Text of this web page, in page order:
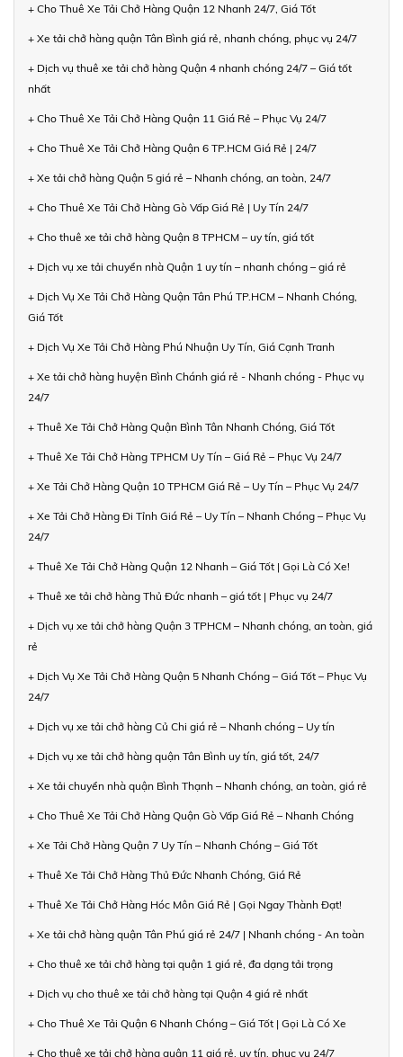
+ Cho Thuê Xe Tải Chở Hàng Quận 12 Nhanh 24/7, Giá Tốt
+ Xe tải chở hàng quận Tân Bình giá rẻ, nhanh chóng, phục vụ 24/7
+ Dịch vụ thuê xe tải chở hàng Quận 4 nhanh chóng 24/7 – Giá tốt
nhất
+ Cho Thuê Xe Tải Chở Hàng Quận 11 Giá Rẻ – Phục Vụ 24/7
+ Cho Thuê Xe Tải Chở Hàng Quận 6 TP.HCM Giá Rẻ | 24/7
+ Xe tải chở hàng Quận 5 giá rẻ – Nhanh chóng, an toàn, 24/7
+ Cho Thuê Xe Tải Chở Hàng Gò Vấp Giá Rẻ | Uy Tín 24/7
+ Cho thuê xe tải chở hàng Quận 8 TPHCM – uy tín, giá tốt
+ Dịch vụ xe tải chuyển nhà Quận 1 uy tín – nhanh chóng – giá rẻ
+ Dịch Vụ Xe Tải Chở Hàng Quận Tân Phú TP.HCM – Nhanh Chóng,
Giá Tốt
+ Dịch Vụ Xe Tải Chở Hàng Phú Nhuận Uy Tín, Giá Cạnh Tranh
+ Xe tải chở hàng huyện Bình Chánh giá rẻ - Nhanh chóng - Phục vụ
24/7
+ Thuê Xe Tải Chở Hàng Quận Bình Tân Nhanh Chóng, Giá Tốt
+ Thuê Xe Tải Chở Hàng TPHCM Uy Tín – Giá Rẻ – Phục Vụ 24/7
+ Xe Tải Chở Hàng Quận 10 TPHCM Giá Rẻ – Uy Tín – Phục Vụ 24/7
+ Xe Tải Chở Hàng Đi Tỉnh Giá Rẻ – Uy Tín – Nhanh Chóng – Phục Vụ
24/7
+ Thuê Xe Tải Chở Hàng Quận 12 Nhanh – Giá Tốt | Gọi Là Có Xe!
+ Thuê xe tải chở hàng Thủ Đức nhanh – giá tốt | Phục vụ 24/7
+ Dịch vụ xe tải chở hàng Quận 3 TPHCM – Nhanh chóng, an toàn, giá
rẻ
+ Dịch Vụ Xe Tải Chở Hàng Quận 5 Nhanh Chóng – Giá Tốt – Phục Vụ
24/7
+ Dịch vụ xe tải chở hàng Củ Chi giá rẻ – Nhanh chóng – Uy tín
+ Dịch vụ xe tải chở hàng quận Tân Bình uy tín, giá tốt, 24/7
+ Xe tải chuyển nhà quận Bình Thạnh – Nhanh chóng, an toàn, giá rẻ
+ Cho Thuê Xe Tải Chở Hàng Quận Gò Vấp Giá Rẻ – Nhanh Chóng
+ Xe Tải Chở Hàng Quận 7 Uy Tín – Nhanh Chóng – Giá Tốt
+ Thuê Xe Tải Chở Hàng Thủ Đức Nhanh Chóng, Giá Rẻ
+ Thuê Xe Tải Chở Hàng Hóc Môn Giá Rẻ | Gọi Ngay Thành Đạt!
+ Xe tải chở hàng quận Tân Phú giá rẻ 24/7 | Nhanh chóng - An toàn
+ Cho thuê xe tải chở hàng tại quận 1 giá rẻ, đa dạng tải trọng
+ Dịch vụ cho thuê xe tải chở hàng tại Quận 4 giá rẻ nhất
+ Cho Thuê Xe Tải Quận 6 Nhanh Chóng – Giá Tốt | Gọi Là Có Xe
+ Cho thuê xe tải chở hàng quận 11 giá rẻ, uy tín, phục vụ 24/7